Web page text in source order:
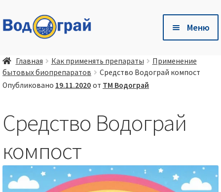
Перейти
к
Перейти
к
Меню
🛒 Магазин
🐷 Глубокая одстилка Чистый Хлев
Есть вопросы❓ — Готовые ответы здесь❗
📦 💳 Доставка и оплата
Главная Как применять препараты
Применение
бытовых биопрепаратов
Средство Водограй компост
Опубликовано 19.11.2020 от ТМ Водограй
Средство Водограй
компост